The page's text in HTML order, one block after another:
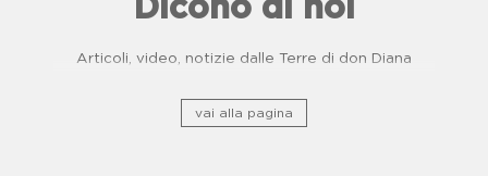
Dicono di noi
Articoli, video, notizie dalle Terre di don Diana
vai alla pagina